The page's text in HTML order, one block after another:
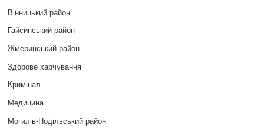
Вінницький район
Гайсинський район
Жмеринський район
Здорове харчування
Кримінал
Медицина
Могилів-Подільський район